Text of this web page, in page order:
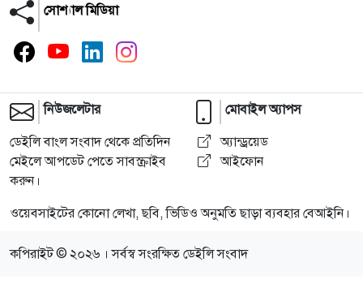
সোশ্যাল মিডিয়া
নিউজলেটার
ডেইলি বাংল সংবাদ থেকে প্রতিদিন
মেইলে আপডেট পেতে সাবস্ক্রাইব
করুন।
মোবাইল অ্যাপস
অ্যান্ড্রয়েড
আইফোন
ওয়েবসাইটের কোনো লেখা, ছবি, ভিডিও অনুমতি ছাড়া ব্যবহার বেআইনি।
কপিরাইট © ২০২৬ । সর্বস্ব সংরক্ষিত ডেইলি সংবাদ